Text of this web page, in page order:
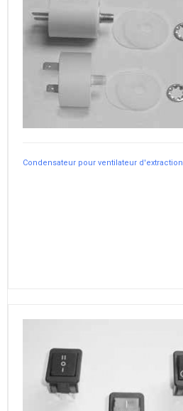
Condensateur pour ventilateur d'extraction